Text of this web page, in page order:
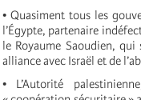
• Quasiment tous les
l’Égypte, partenaire
le Royaume Saoudien, qui
alliance avec Israël et de
• L’Autorité